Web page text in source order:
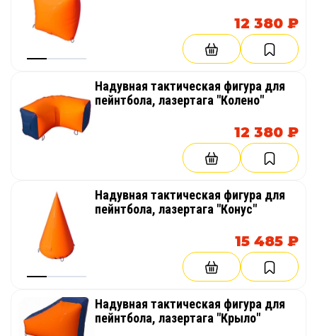
12 380 ₽
Надувная тактическая фигура для
пейнтбола, лазертага "Колено"
12 380 ₽
Надувная тактическая фигура для
пейнтбола, лазертага "Конус"
15 485 ₽
Надувная тактическая фигура для
пейнтбола, лазертага "Крыло"